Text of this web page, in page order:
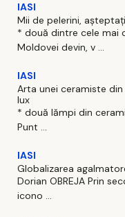
IASI
Mii de pelerini,
* două dintre cele mai
Moldovei devin, v ...
IASI
Arta unei ceramiste
lux
* două lămpi din
Punt ...
IASI
Globalizarea
Dorian OBREJA Prin
icono ...